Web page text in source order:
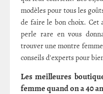
modèles pour tous les
de faire le bon choix. Cet
perle rare en vous
trouver une montre
conseils d'experts pour
Les meilleures
femme quand on a 40